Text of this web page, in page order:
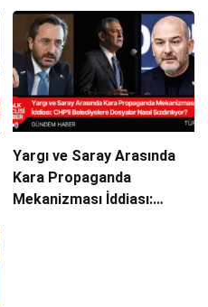
bağlantılarında idari
boşluk riski
Yargı ve Saray Arasında
Kara Propaganda
Mekanizması İddiası: